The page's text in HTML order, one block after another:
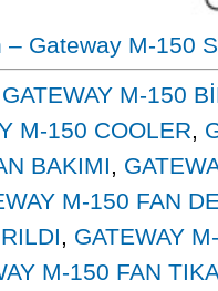
Gateway M-150
GATEWAY M-150
M-150 COOLER,
BAKIMI,
M-150 FAN
, GATEWAY
M-150 FAN